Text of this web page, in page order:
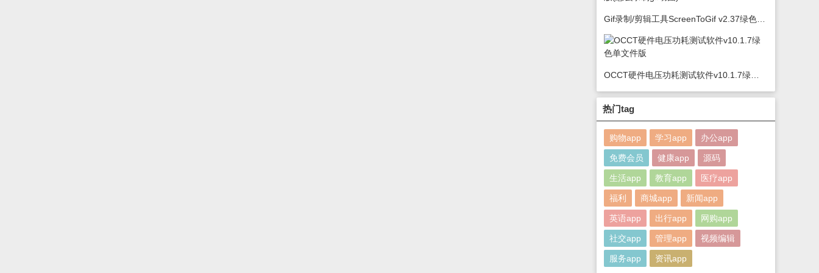
热门tag
购物app 学习app 办公app
免费会员 健康app 源码
生活app 教育app 医疗app
福利 商城app 新闻app
英语app 出行app 网购app
社交app 管理app 视频编辑
服务app 资讯app